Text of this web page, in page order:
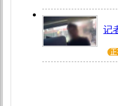
记